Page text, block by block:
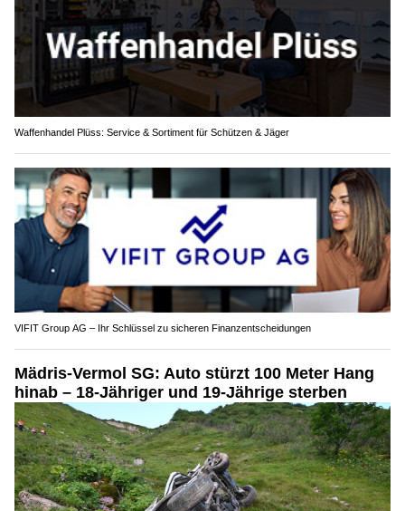
Waffenhandel Plüss: Service & Sortiment für Schützen & Jäger
VIFIT Group AG – Ihr Schlüssel zu sicheren Finanzentscheidungen
Mädris-Vermol SG: Auto stürzt 100 Meter Hang
hinab – 18-Jähriger und 19-Jährige sterben